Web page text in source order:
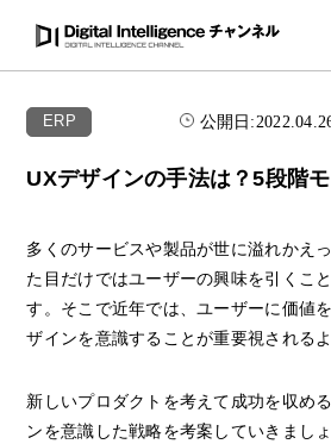
ERP 公開日:
UXデザインの手法は？5段階
多くのサービスや製品が世に溢れかえ
た目だけではユーザーの興味を引くこ
す。そこで近年では、ユーザーに価値
ザインを意識することが重要視される
新しいプロダクトを考えて成功を収め
ンを意識した戦略を考案していきましょ